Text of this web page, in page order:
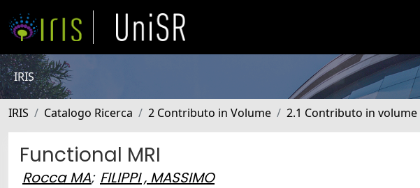
IRIS
IRIS Catalogo Ricerca 2 Contributo in Volume 2.1 Contributo in
Functional MRI
Rocca MA; FILIPPI , MASSIMO